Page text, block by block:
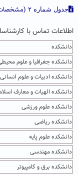
جدول شماره ۲ (مشخصات
اطلاعات تماس با
دانشکده
دانشکده جغرافیا و علوم
دانشکده ادبیات و علوم انسانی
دانشکده الهیات و معارف
دانشکده علوم ورزشی
دانشکده ریاضی
دانشکده علوم پایه
دانشکده مهندسی
دانشکده برق و کامپیوتر